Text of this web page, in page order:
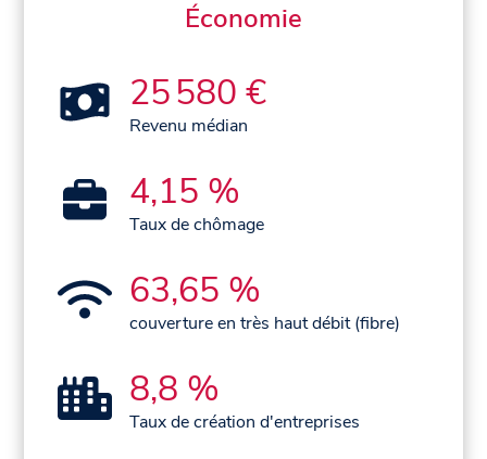
Économie
25 580 €
Revenu médian
4,15 %
Taux de chômage
63,65 %
couverture en très haut débit (fibre)
8,8 %
Taux de création d'entreprises